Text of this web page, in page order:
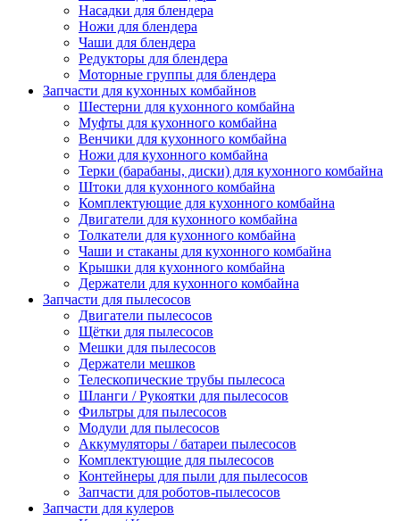
Насадки для блендера
Ножи для блендера
Чаши для блендера
Редукторы для блендера
Моторные группы для блендера
Запчасти для кухонных комбайнов
Шестерни для кухонного комбайна
Муфты для кухонного комбайна
Венчики для кухонного комбайна
Ножи для кухонного комбайна
Терки (барабаны, диски) для кухонного комбайна
Штоки для кухонного комбайна
Комплектующие для кухонного комбайна
Двигатели для кухонного комбайна
Толкатели для кухонного комбайна
Чаши и стаканы для кухонного комбайна
Крышки для кухонного комбайна
Держатели для кухонного комбайна
Запчасти для пылесосов
Двигатели пылесосов
Щётки для пылесосов
Мешки для пылесосов
Держатели мешков
Телескопические трубы пылесоса
Шланги / Рукоятки для пылесосов
Фильтры для пылесосов
Модули для пылесосов
Аккумуляторы / батареи пылесосов
Комплектующие для пылесосов
Контейнеры для пыли для пылесосов
Запчасти для роботов-пылесосов
Запчасти для кулеров